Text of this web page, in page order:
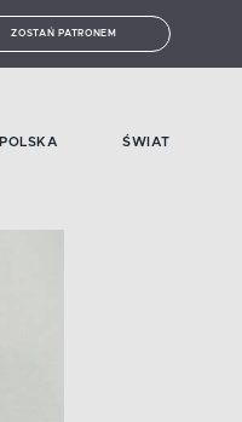
ZOSTAŃ PATRONEM
POLSKA ŚWIAT